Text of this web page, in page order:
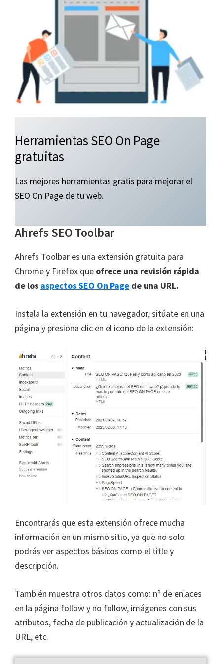
Herramientas SEO On Page
gratuitas
Las mejores herramientas gratis para mejorar el
SEO On Page de tu web.
Ahrefs SEO Toolbar
Ahrefs Toolbar es una extensión gratuita para
Chrome y Firefox que ofrece una revisión rápida
de los aspectos SEO On Page de una URL.
Instala la extensión en tu navegador, sitúate en una
página y presiona clic en el icono de la extensión:
Encontrarás que esta extensión ofrece mucha
información en un mismo sitio, ya que no solo
podrás ver aspectos básicos como el title y
descripción.
También muestra otros datos como: nº de enlaces
en la página follow y no follow, imágenes con sus
atributos, fecha de publicación y actualización de la
URL, etc.